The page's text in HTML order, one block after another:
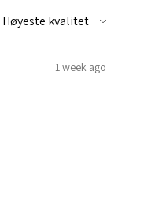
1 week ago